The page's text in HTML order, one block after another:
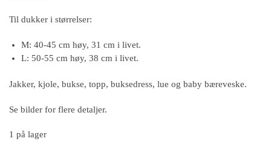
Til dukker i størrelser:
M: 40-45 cm høy, 31 cm i livet.
L: 50-55 cm høy, 38 cm i livet.
Jakker, kjole, bukse, topp, buksedress, lue og baby bæreveske.
Se bilder for flere detaljer.
1 på lager